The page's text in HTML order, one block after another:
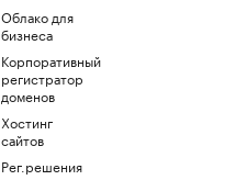
Облако для
бизнеса
Корпоративный
регистратор
доменов
Хостинг
сайтов
Рег.решения